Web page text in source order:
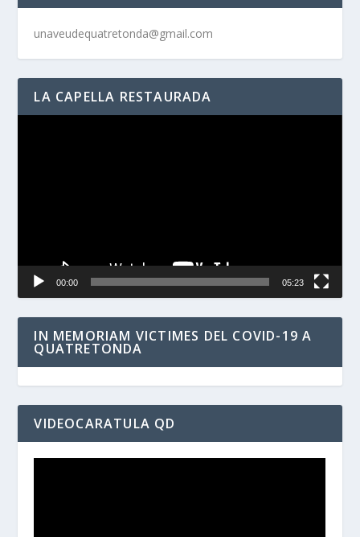
unaveudequatretonda@gmail.com
LA CAPELLA RESTAURADA
00:00 05:23
IN MEMORIAM VICTIMES DEL COVID-19 A
QUATRETONDA
VIDEOCARATULA QD